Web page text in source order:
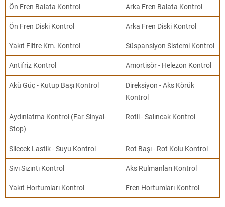
Ön Fren Balata Kontrol Arka Fren Balata Kontrol
Ön Fren Diski Kontrol Arka Fren Diski Kontrol
Yakıt Filtre Km. Kontrol Süspansiyon Sistemi Kontrol
Antifriz Kontrol Amortisör - Helezon Kontrol
Akü Güç - Kutup Başı Kontrol
Direksiyon - Aks Körük
Kontrol
Aydınlatma Kontrol (Far-Sinyal-
Stop)
Rotil - Salıncak Kontrol
Silecek Lastik - Suyu Kontrol Rot Başı - Rot Kolu Kontrol
Sıvı Sızıntı Kontrol Aks Rulmanları Kontrol
Yakıt Hortumları Kontrol Fren Hortumları Kontrol